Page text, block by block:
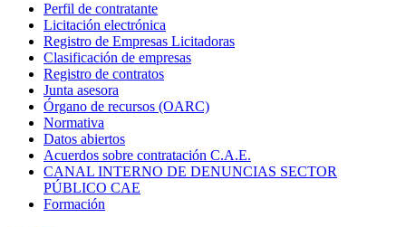
Perfil de contratante
Licitación electrónica
Registro de Empresas Licitadoras
Clasificación de empresas
Registro de contratos
Junta asesora
Órgano de recursos (OARC)
Normativa
Datos abiertos
Acuerdos sobre contratación C.A.E.
CANAL INTERNO DE DENUNCIAS SECTOR
PÚBLICO CAE
Formación